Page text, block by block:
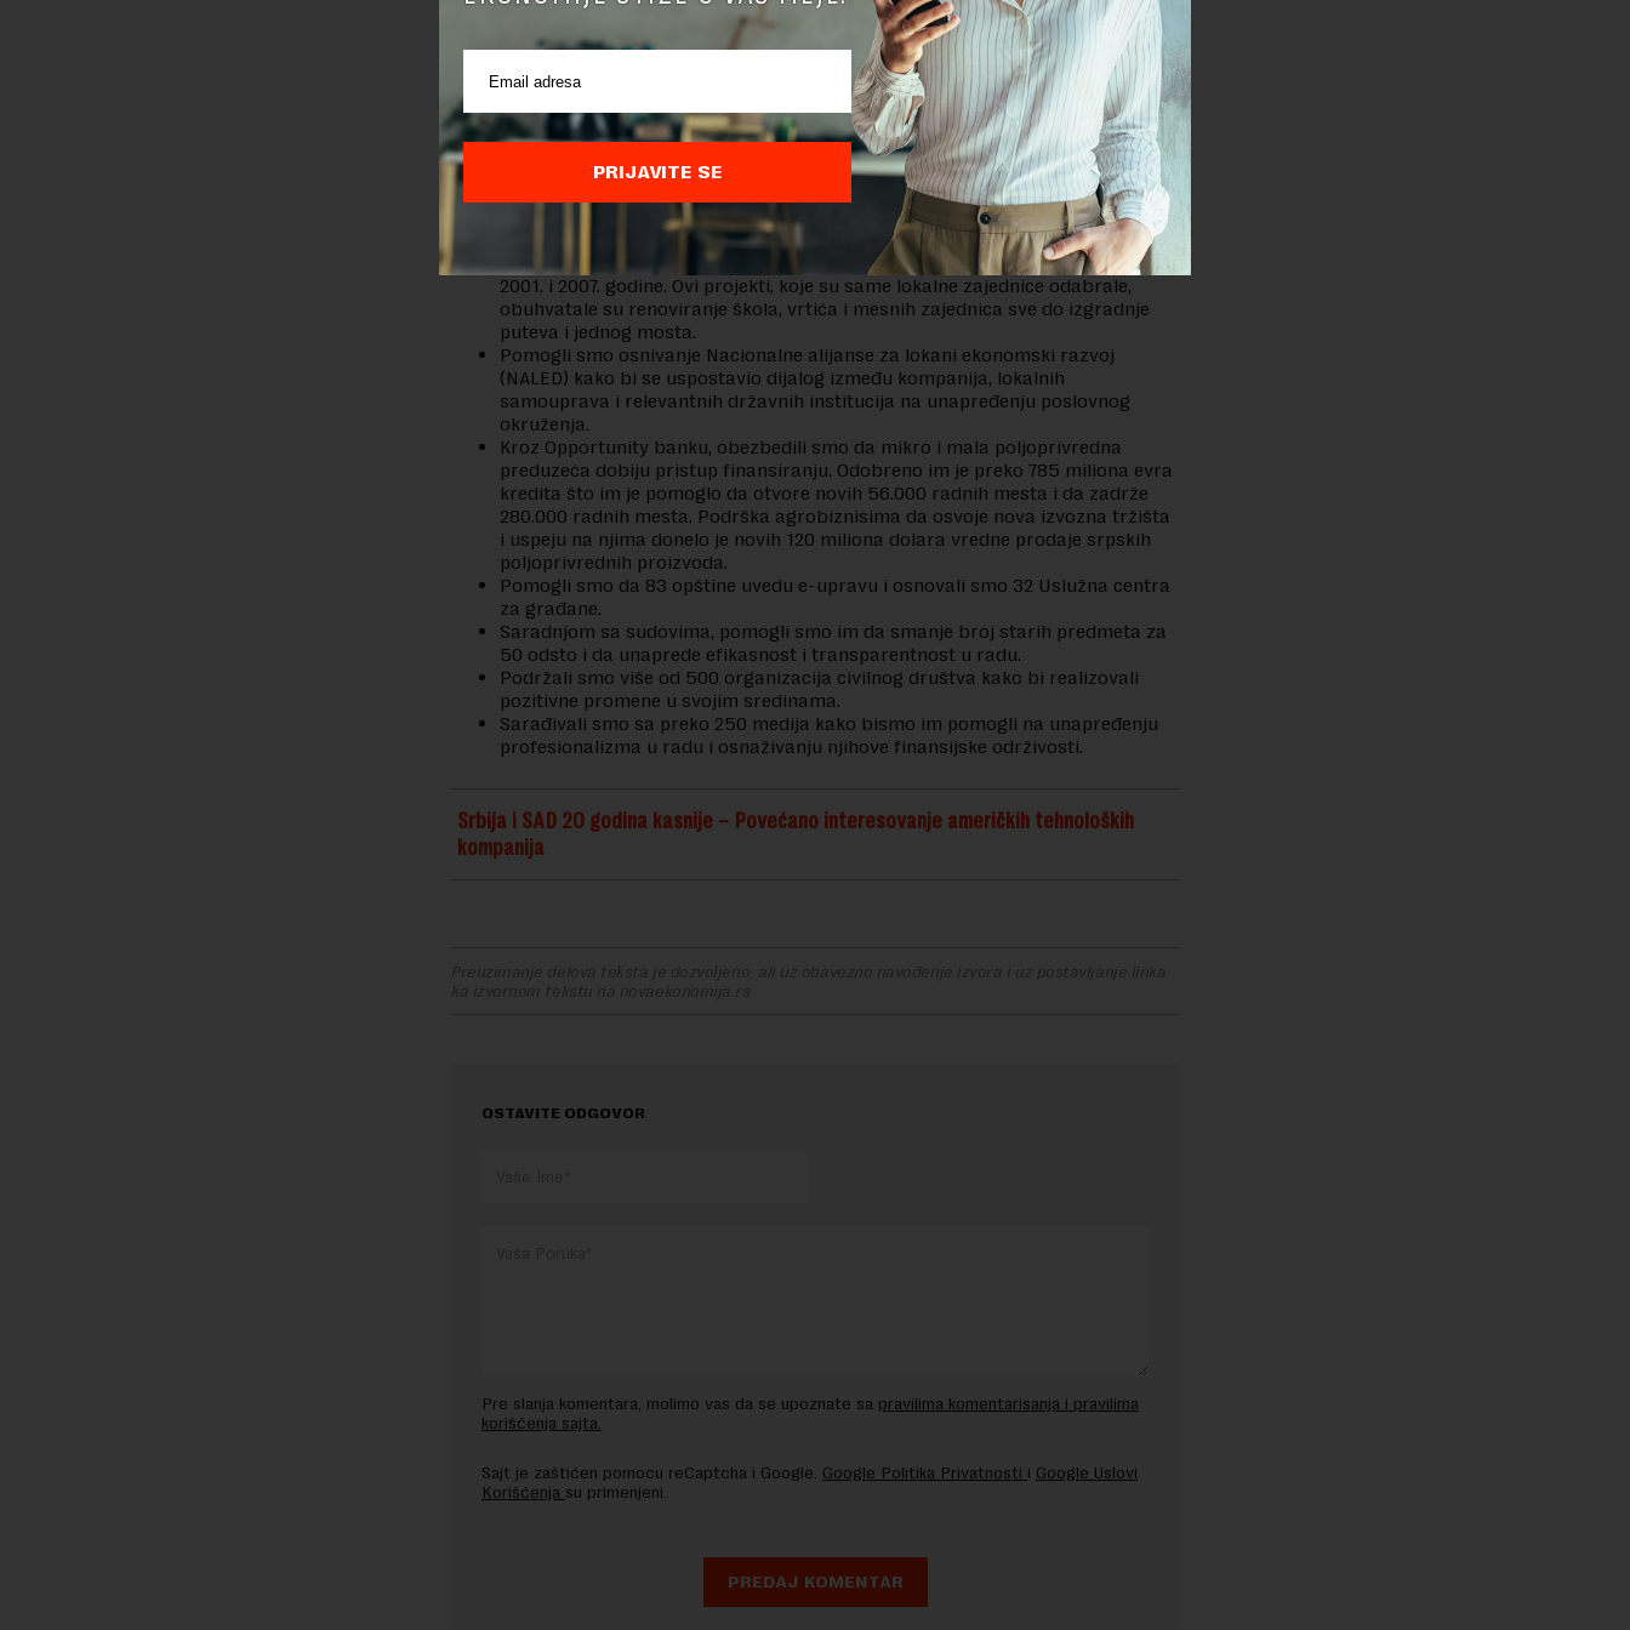
uspeli da pokrenemo reforme koje su imale odjeka u svim segmentima
društva“, izjavila jeSuzan Fric,direktorka misije USAID-a u Srbiji.
Ona je dodala i da je USAID u prethodne dve decinije izgradio snažna
partnerstva koja su pomogla pokretanje reformi, „koje su Srbiji potrebne kako
bi postala lider ekonomskog razvoja i stabilnosti na Balkanu“.
svoje podrške od 2001. godine obuhvatajuUSAID navodi:
U saradnji sa lokalnim zajednicama, realizovali smo 5.000 projekata između
2001. i 2007. godine. Ovi projekti, koje su same lokalne zajednice odabrale,
obuhvatale su renoviranje škola, vrtića i mesnih zajednica sve do izgradnje
puteva i jednog mosta.
Pomogli smo osnivanje Nacionalne alijanse za lokani ekonomski razvoj
(NALED) kako bi se uspostavio dijalog između kompanija, lokalnih
samouprava i relevantnih državnih institucija na unapređenju poslovnog
okruženja.
Kroz Opportunity banku, obezbedili smo da mikro i mala poljoprivredna
preduzeća dobiju pristup finansiranju. Odobreno im je preko 785 miliona evra
kredita što im je pomoglo da otvore novih 56.000 radnih mesta i da zadrže
280.000 radnih mesta. Podrška agrobiznisima da osvoje nova izvozna tržišta
i uspeju na njima donelo je novih 120 miliona dolara vredne prodaje srpskih
poljoprivrednih proizvoda.
Pomogli smo da 83 opštine uvedu e-upravu i osnovali smo 32 Uslužna centra
za građane.
Saradnjom sa sudovima, pomogli smo im da smanje broj starih predmeta za
50 odsto i da unaprede efikasnost i transparentnost u radu.
Podržali smo više od 500 organizacija civilnog društva kako bi realizovali
pozitivne promene u svojim sredinama.
Sarađivali smo sa preko 250 medija kako bismo im pomogli na unapređenju
profesionalizma u radu i osnaživanju njihove finansijske održivosti.
Srbija i SAD 20 godina kasnije – Povećano interesovanje američkih tehnoloških
kompanija
Preuzimanje delova teksta je dozvoljeno, ali uz obavezno navođenje izvora i uz postavljanje linka
ka izvornom tekstu na novaekonomija.rs
OSTAVITE ODGOVOR
Pre slanja komentara, molimo vas da se upoznate sa pravilima komentarisanja i pravilima
korišćenja sajta.
Sajt je zaštićen pomocu reCaptcha i Google. Google Politika Privatnosti i Google Uslovi
Korišćenja su primenjeni.
PRIJAVITE SE